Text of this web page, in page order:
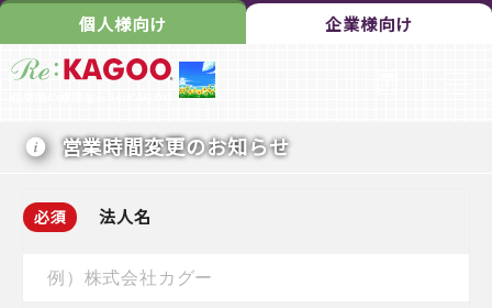
個人様向け 企業様向け
営業時間変更のお知らせ
法人のお客様向け修理お見積りフォーム
必須 法人名